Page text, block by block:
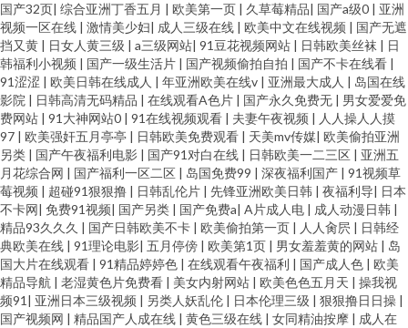
国产32页| 综合亚洲丁香五月 | 欧美第一页 | 久草莓精品| 国产a级0 | 亚洲
视频一区在线 | 激情美少妇| 成人三级在线 | 欧美中文在线视频 | 国产无遮
挡又黄 | 日女人黄三级 | a三级网站| 91豆花视频网站 | 日韩欧美丝袜 | 日
韩福利小视频 | 国产一级生活片 | 国产视频偷拍自拍 | 国产不卡在线看 |
91涩涩 | 欧美日韩在线成人 | 年亚洲欧美在线v | 亚洲最大成人 | 岛国在线
影院 | 日韩高清无码精品 | 在线观看A色片 | 国产永久免费无 | 男女爱爱免
费网站 | 91大神网站0 | 91在线视频观看 | 夫妻午夜视频 | 人人操人人摸
97 | 欧美强奸五月亭亭 | 日韩欧美免费观看 | 天美mv传媒| 欧美偷拍亚洲
另类 | 国产午夜福利电影 | 国产91对白在线 | 日韩欧美一二三区 | 亚洲五
月花综合网 | 国产福利一区二区 | 岛国免费99 | 深夜福利国产 | 91视频草
莓视频 | 超碰91狠狠撸 | 日韩乱伦片 | 先锋亚洲欧美日韩 | 夜福利导| 日本
不卡网| 免费91视频| 国产另类 | 国产免费a| A片成人电 | 成人动漫日韩 |
精品93久久久 | 国产日韩欧美不卡 | 欧美偷拍第一页 | 人人肏屄 | 日韩经
典欧美在线 | 91理论电影| 五月停傍 | 欧美第1页 | 男女羞羞黄的网站 | 岛
国大片在线观看 | 91精品婷婷色 | 在线观看午夜福利 | 国产成人色 | 欧美
精品导航 | 老湿黄色片免费看 | 美女内射网站 | 欧美色色五月天 | 操我视
频91 | 亚洲日本三级视频 | 另类人妖乱伦 | 日本伦理三级 | 狠狠撸日日操 |
国产视频网 | 精品国产人成在线 | 黄色三级在线 | 女同精油按摩 | 成人在